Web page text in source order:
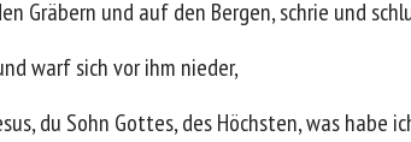
Gräbern und auf den Bergen, schrie und
warf sich vor ihm nieder,
du Sohn Gottes, des Höchsten, was